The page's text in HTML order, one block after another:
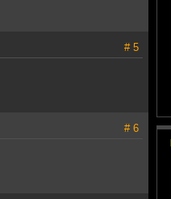
# 5
# 6